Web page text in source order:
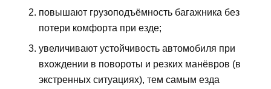
повышают грузоподъёмность багажника без
потери комфорта при езде;
увеличивают устойчивость автомобиля при
вхождении в повороты и резких манёвров (в
экстренных ситуациях), тем самым езда